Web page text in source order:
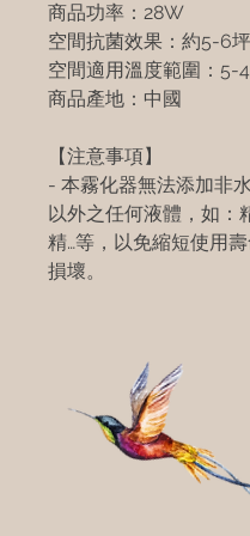
商品功率： 28W
空間抗菌效果：約5-6坪
空間適用溫度範圍： 5-
商品產地：中國
【注意事項】
- 本霧化器無法添加非
以外之任何液體，如：
精…等，以免縮短使用
損壞。